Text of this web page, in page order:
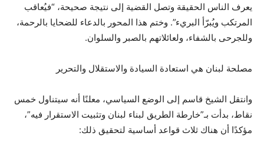
يعرف الناس الحقيقة وتصل القضية إلى نتيجة صحيحة، “فيُعاقب
المرتكب ويُبرّأ البريء”. وختم هذا المحور بالدعاء للضحايا بالرحمة،
وللجرحى بالشفاء، ولعائلاتهم بالصبر والسلوان.
مصلحة لبنان هي استعادة السيادة والاستقلال والتحرير
وانتقل الشيخ قاسم إلى الوضع السياسي، معلنًا أنه سيتناول خمس
نقاط، بدأت بـ”خارطة الطريق لبناء لبنان وتثبيت الاستقرار فيه”،
مؤكدًا أن هناك ثلاث قواعد أساسية لتحقيق ذلك: